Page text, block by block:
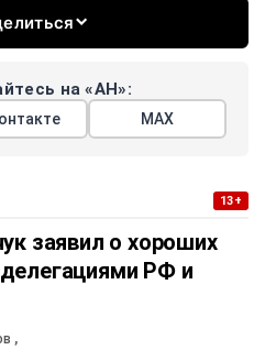
на «АН»:
МАХ
13+
заявил о хороших
РФ и
,